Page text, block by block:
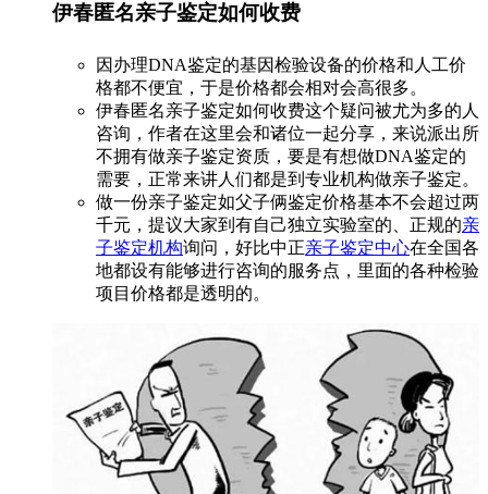
伊春匿名亲子鉴定如何收费
因办理DNA鉴定的基因检验设备的价格和人工价
格都不便宜，于是价格都会相对会高很多。
伊春匿名亲子鉴定如何收费这个疑问被尤为多的人
咨询，作者在这里会和诸位一起分享，来说派出所
不拥有做亲子鉴定资质，要是有想做DNA鉴定的
需要，正常来讲人们都是到专业机构做亲子鉴定。
做一份亲子鉴定如父子俩鉴定价格基本不会超过两
千元，提议大家到有自己独立实验室的、正规的亲
子鉴定机构询问，好比中正亲子鉴定中心在全国各
地都设有能够进行咨询的服务点，里面的各种检验
项目价格都是透明的。